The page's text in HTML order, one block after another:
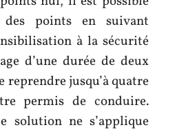
points en suivant
à la sécurité
d’une durée de deux
reprendre jusqu’à quatre
permis de conduire.
solution ne s’applique